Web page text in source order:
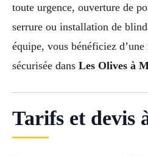
toute urgence, ouverture de
serrure ou installation de
équipe, vous bénéficiez
sécurisée dans Les Olives à
Tarifs et devis